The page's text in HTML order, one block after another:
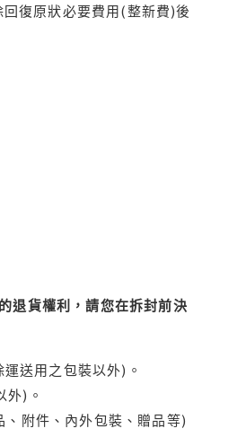
復原狀必要費用(整新費)後
退貨權利，請您在拆封前決
送用之包裝以外)。
外)。
附件、內外包裝、贈品等)